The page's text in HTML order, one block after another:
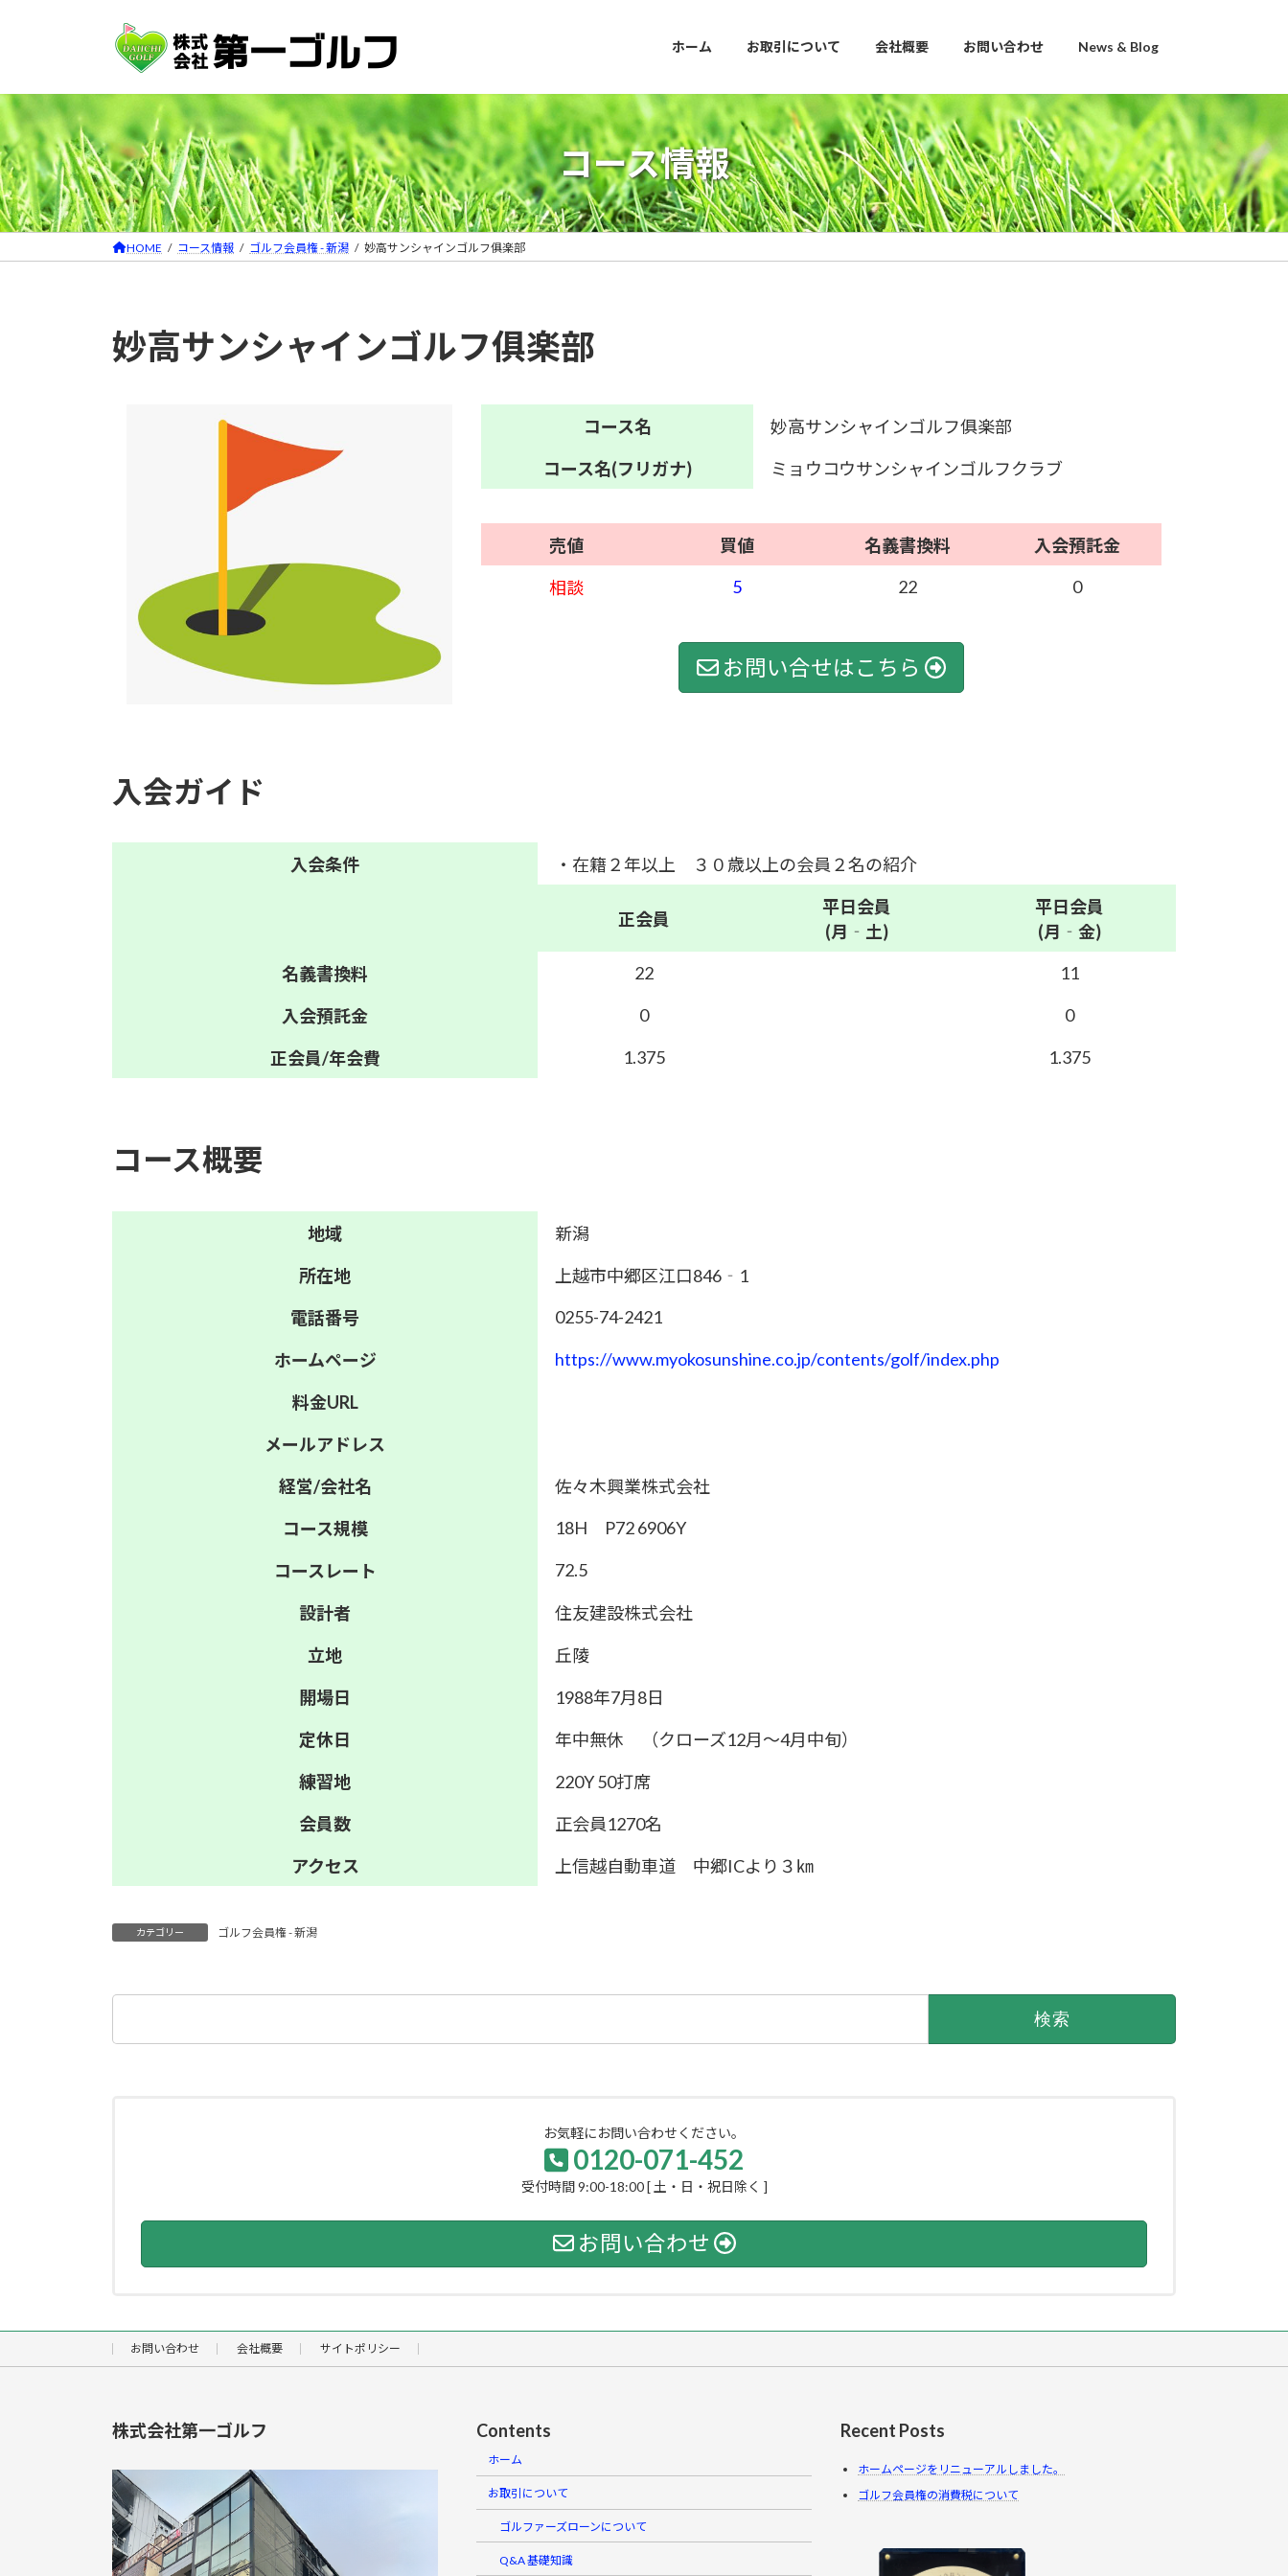
ツ
へ
ス
キ
ッ
プ
シ
ョ
ン
に
移
動
ホーム お取引について 会社概要 お問い合わせ News & Blog
コース情報
HOME コース情報 ゴルフ会員権 - 新潟 妙高サンシャインゴルフ俱楽部
妙高サンシャインゴルフ俱楽部
コース名
妙高サンシャインゴルフ俱楽部
コース名(フリガナ) ミョウコウサンシャインゴルフクラブ
売値 買値 名義書換料
入会預託金
相談
5 22 0
お問い合せはこちら
入会ガイド
入会条件 ・在籍２年以上 ３０歳以上の会員２名の紹介
正会員
平日会員
(月‐土)
平日会員
(月‐金)
名義書換料 22 11
入会預託金 0 0
正会員/年会費 1.375 1.375
コース概要
地域
新潟
所在地
上越市中郷区江口846‐1
電話番号
0255-74-2421
ホームページ https://www.myokosunshine.co.jp/contents/golf/index.php
料金URL
メールアドレス
経営/会社名
佐々木興業株式会社
コース規模 18H P72 6906Y
コースレート 72.5
設計者
住友建設株式会社
立地
丘陵
開場日
1988年7月8日
定休日
年中無休 （クローズ12月～4月中旬）
練習地
220Y 50打席
会員数
正会員1270名
アクセス
上信越自動車道 中郷ICより３㎞
カテゴリー ゴルフ会員権 - 新潟
お気軽にお問い合わせください。
0120-071-452
受付時間 9:00-18:00 [ 土・日・祝日除く ]
お問い合わせ
お問い合わせ 会社概要 サイトポリシー
株式会社第一ゴルフ Contents
ホーム
お取引について
ゴルファーズローンについて
Q&A 基礎知識
Recent Posts
ホームページをリニューアルしました。
ゴルフ会員権の消費税について